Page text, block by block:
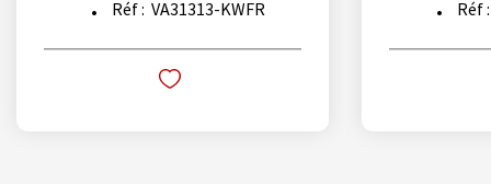
Réf : VA31313-KWFR
Réf